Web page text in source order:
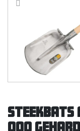
Steekbats
000